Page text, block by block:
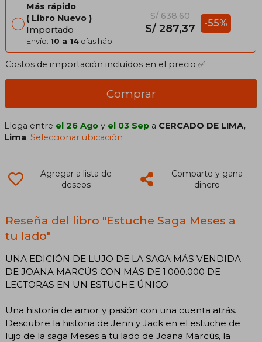
Más rápido
Libro Nuevo
Importado
Envío: 10 a 14 días háb.
S/ 638,60
S/ 287,37 -55%
Costos de importación incluídos en el precio ✅
Comprar
Llega entre el 26 Ago y el 03 Sep a CERCADO DE LIMA,
Lima.Seleccionar ubicación
Agregar a lista de
deseos
Comparte y gana
dinero
Reseña del libro "Estuche Saga Meses a
tu lado"
UNA EDICIÓN DE LUJO DE LA SAGA MÁS VENDIDA
DE JOANA MARCÚS CON MÁS DE 1.000.000 DE
LECTORAS EN UN ESTUCHE ÚNICO
Una historia de amor y pasión con una cuenta atrás.
Descubre la historia de Jenn y Jack en el estuche de
lujo de la saga Meses a tu lado de Joana Marcús, la